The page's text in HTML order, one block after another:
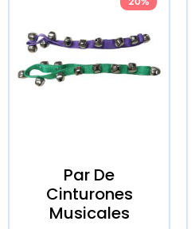
Par De
Cinturones
Musicales